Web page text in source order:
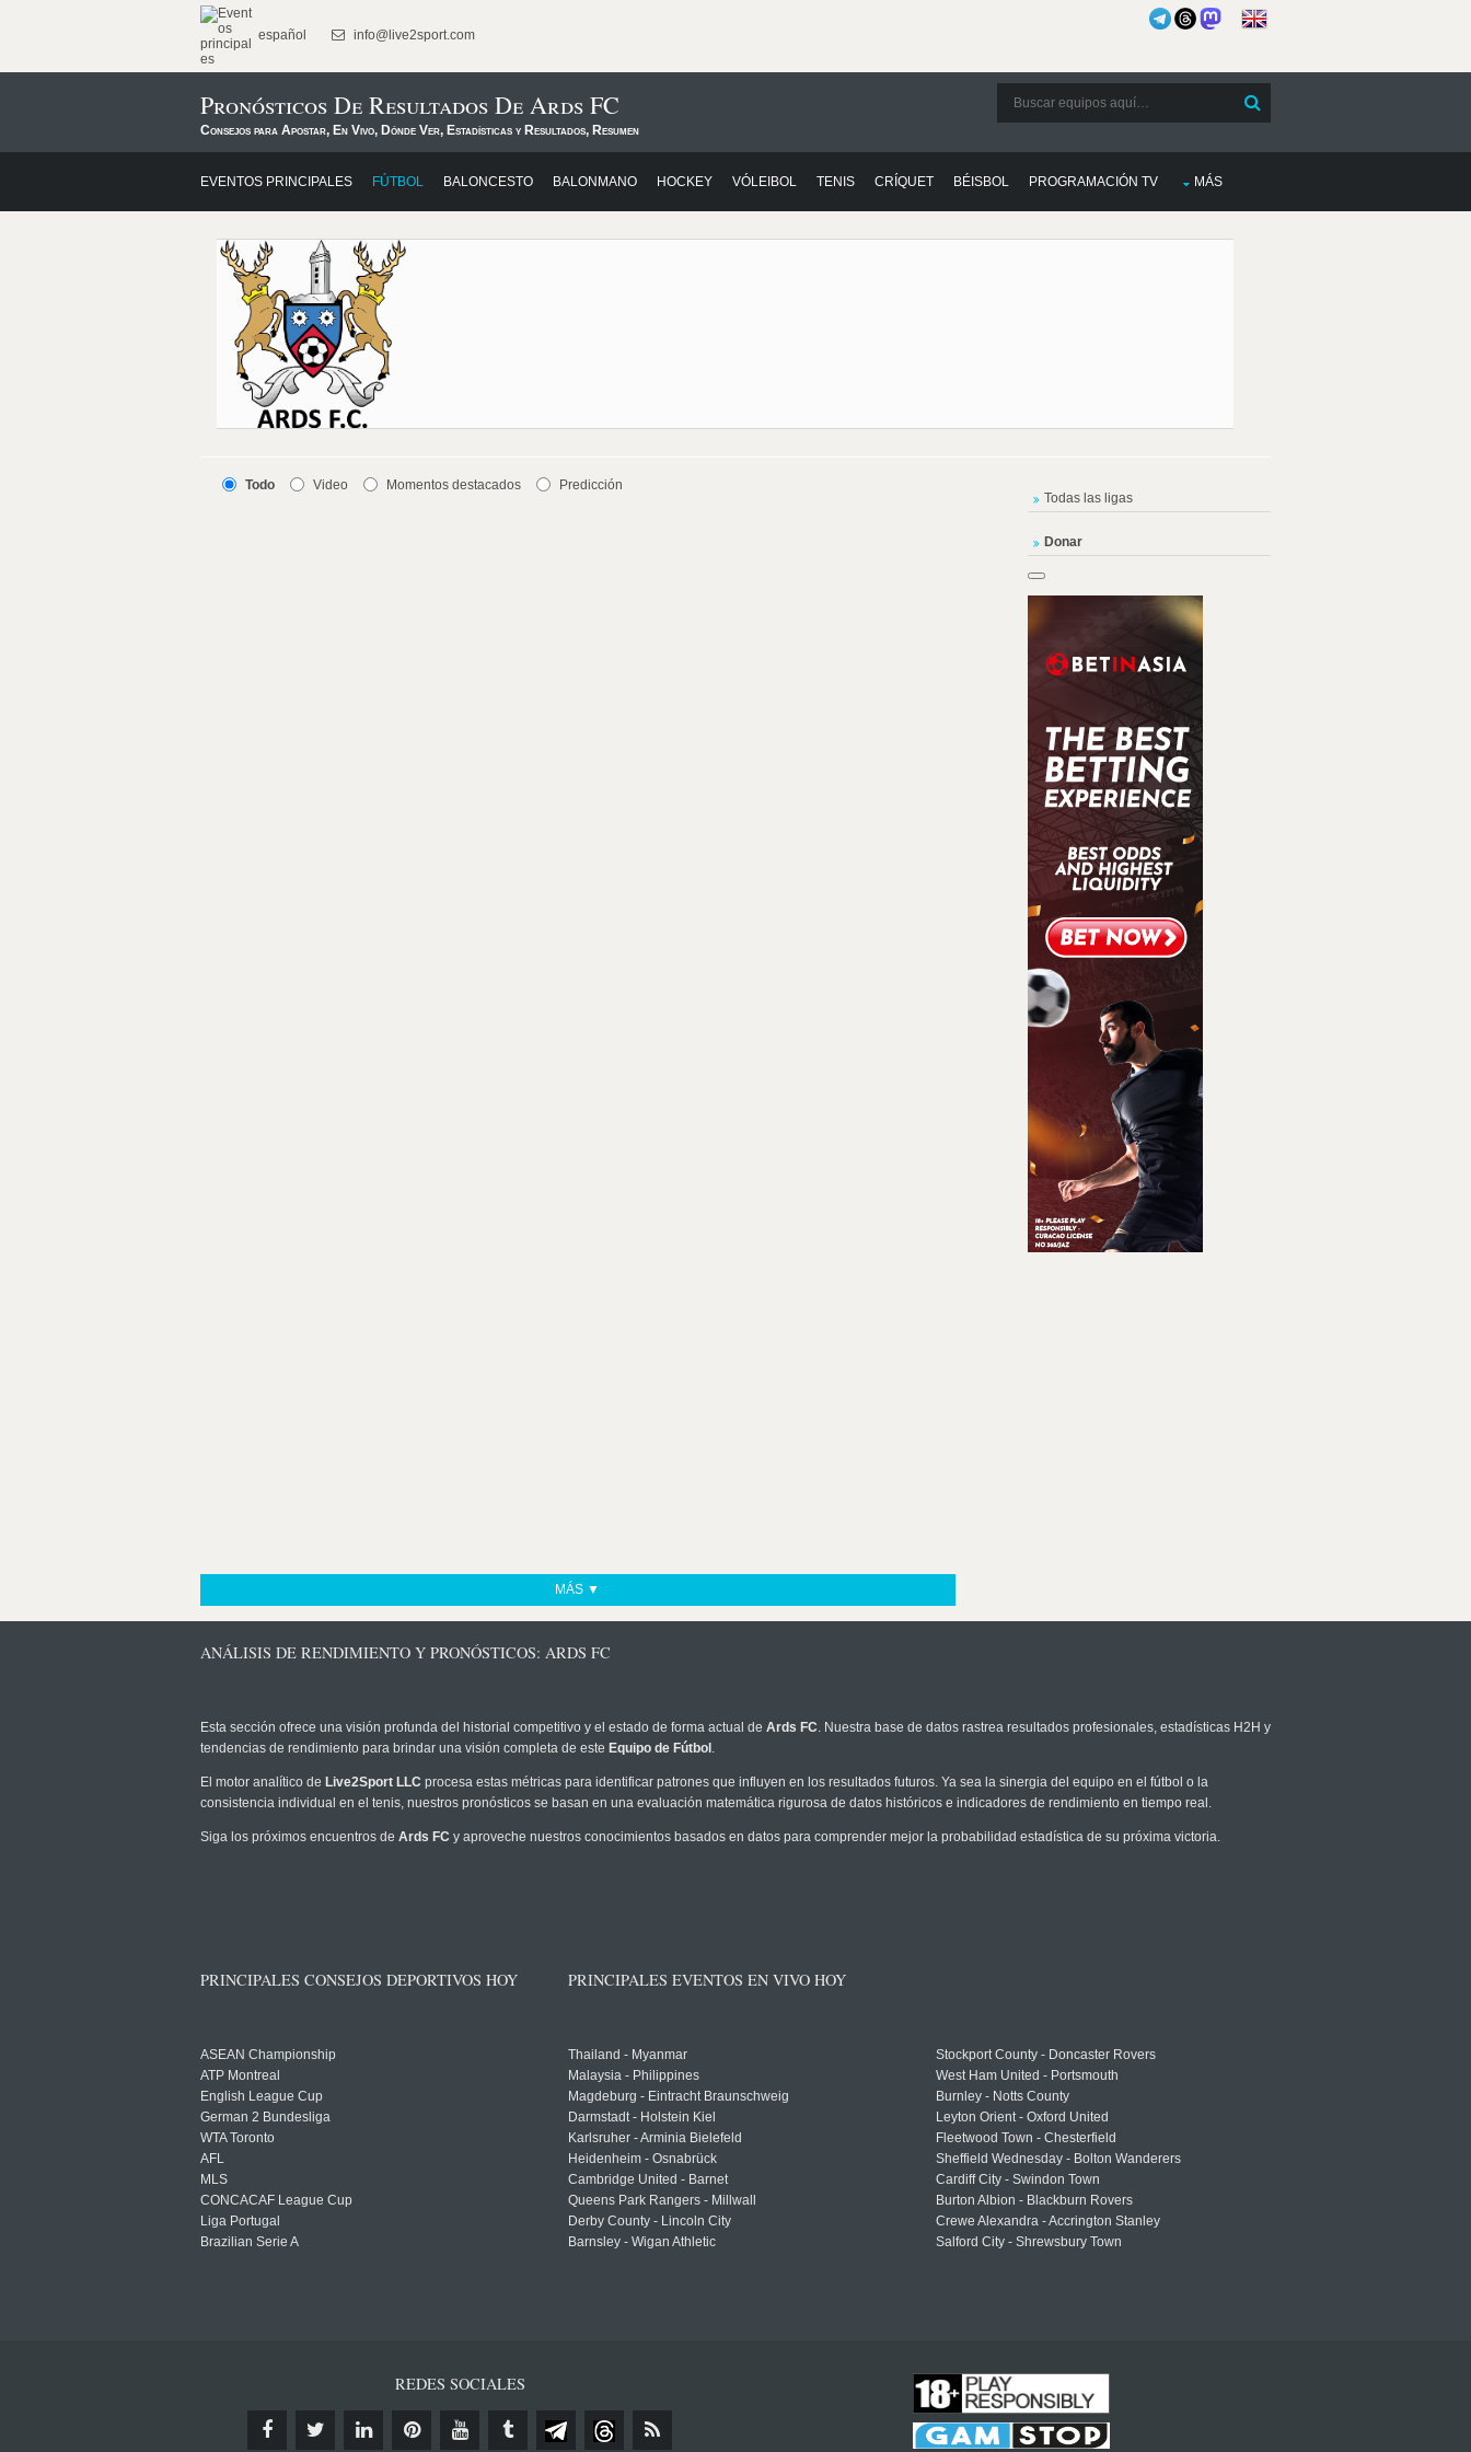
español info@live2sport.com
Pronósticos De Resultados De Ards FC
Consejos para Apostar, En Vivo, Dónde Ver, Estadísticas y Resultados, Resumen
EVENTOS PRINCIPALES FÚTBOL BALONCESTO BALONMANO HOCKEY VÓLEIBOL TENIS CRÍQUET BÉISBOL PROGRAMACIÓN TV MÁS
Todo Video Momentos destacados Predicción
MÁS ▼
Todas las ligas
Donar
ANÁLISIS DE RENDIMIENTO Y PRONÓSTICOS: ARDS FC
Esta sección ofrece una visión profunda del historial competitivo y el estado de forma actual de Ards FC. Nuestra base de datos rastrea resultados profesionales, estadísticas H2H y
tendencias de rendimiento para brindar una visión completa de este Equipo de Fútbol .
El motor analítico de Live2Sport LLC procesa estas métricas para identificar patrones que influyen en los resultados futuros. Ya sea la sinergia del equipo en el fútbol o la
consistencia individual en el tenis, nuestros pronósticos se basan en una evaluación matemática rigurosa de datos históricos e indicadores de rendimiento en tiempo real.
Siga los próximos encuentros de Ards FC y aproveche nuestros conocimientos basados en datos para comprender mejor la probabilidad estadística de su próxima victoria.
PRINCIPALES CONSEJOS DEPORTIVOS HOY
ASEAN Championship
ATP Montreal
English League Cup
German 2 Bundesliga
WTA Toronto
AFL
MLS
CONCACAF League Cup
Liga Portugal
Brazilian Serie A
PRINCIPALES EVENTOS EN VIVO HOY
Thailand - Myanmar
Malaysia - Philippines
Magdeburg - Eintracht Braunschweig
Darmstadt - Holstein Kiel
Karlsruher - Arminia Bielefeld
Heidenheim - Osnabrück
Cambridge United - Barnet
Queens Park Rangers - Millwall
Derby County - Lincoln City
Barnsley - Wigan Athletic
Stockport County - Doncaster Rovers
West Ham United - Portsmouth
Burnley - Notts County
Leyton Orient - Oxford United
Fleetwood Town - Chesterfield
Sheffield Wednesday - Bolton Wanderers
Cardiff City - Swindon Town
Burton Albion - Blackburn Rovers
Crewe Alexandra - Accrington Stanley
Salford City - Shrewsbury Town
REDES SOCIALES